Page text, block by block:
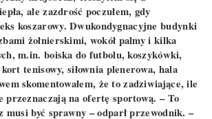
ale zazdrość poczułem, gdy
koszarowy. Dwukondygnacyjne budynki
żołnierskimi, wokół palmy i kilka
m.in. boiska do futbolu, koszykówki,
tenisowy, siłownia plenerowa, hala
skomentowałem, że to zadziwiające, ile
przeznaczają na ofertę sportową. – To
musi być sprawny – odparł przewodnik. –